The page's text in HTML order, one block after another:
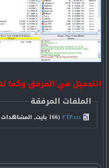
التحميل في المرفق وكما
الملفات المرفقة
FTP.txt‏(166 بايت, المشاهدات 291)